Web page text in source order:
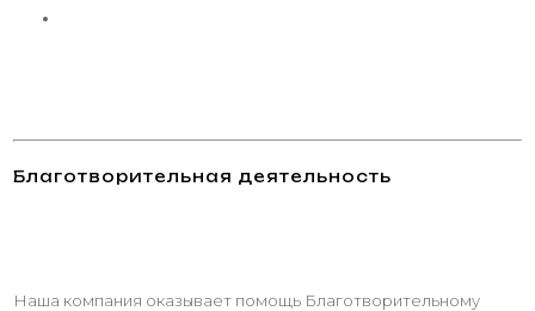
Благотворительная деятельность
Наша компания оказывает помощь Благотворительному